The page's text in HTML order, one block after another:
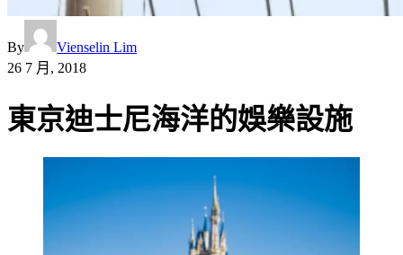
By
Vienselin Lim
26 7 月, 2018
東京迪士尼海洋的娛樂設施